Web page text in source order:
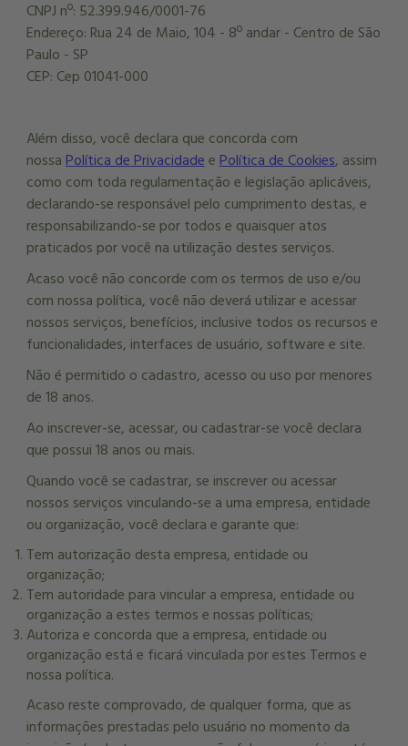
CNPJ nº: 52.399.946/0001-76
Endereço: Rua 24 de Maio, 104 - 8º andar - Centro de São
Paulo - SP
CEP: Cep 01041-000
Além disso, você declara que concorda com
nossa Política de Privacidade e Política de Cookies, assim
como com toda regulamentação e legislação aplicáveis,
declarando-se responsável pelo cumprimento destas, e
responsabilizando-se por todos e quaisquer atos
praticados por você na utilização destes serviços.
Acaso você não concorde com os termos de uso e/ou
com nossa política, você não deverá utilizar e acessar
nossos serviços, benefícios, inclusive todos os recursos e
funcionalidades, interfaces de usuário, software e site.
Não é permitido o cadastro, acesso ou uso por menores
de 18 anos.
Ao inscrever-se, acessar, ou cadastrar-se você declara
que possui 18 anos ou mais.
Quando você se cadastrar, se inscrever ou acessar
nossos serviços vinculando-se a uma empresa, entidade
ou organização, você declara e garante que:
Tem autorização desta empresa, entidade ou
organização;
Tem autoridade para vincular a empresa, entidade ou
organização a estes termos e nossas políticas;
Autoriza e concorda que a empresa, entidade ou
organização está e ficará vinculada por estes Termos e
nossa política.
Acaso reste comprovado, de qualquer forma, que as
informações prestadas pelo usuário no momento da